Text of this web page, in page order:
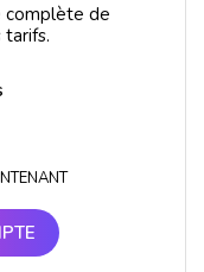
complète de
tarifs.